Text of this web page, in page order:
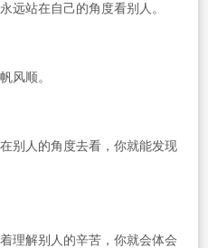
站在自己的角度看别人。
风顺。
人的角度去看，你就能发现
解别人的辛苦，你就会体会